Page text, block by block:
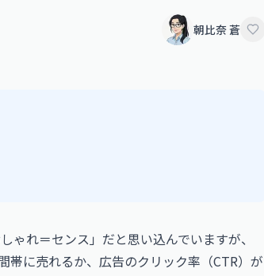
朝比奈 蒼
ゃれ＝センス」だと思い込んでいますが、
帯に売れるか、広告のクリック率（CTR）が